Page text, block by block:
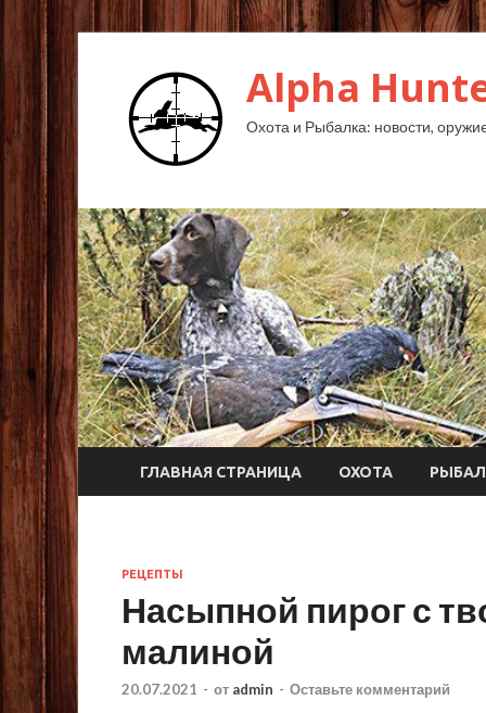
Alpha
Охота и Рыбалка: новости,
ГЛАВНАЯ СТРАНИЦА ОХОТА
РЕЦЕПТЫ
Насыпной пирог с
малиной
20.07.2021 - от admin - Оставьте комментарий